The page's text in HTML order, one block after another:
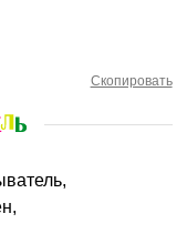
Скопировать